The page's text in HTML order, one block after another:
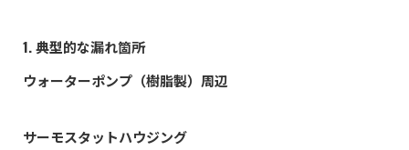
1. 典型的な漏れ箇所
ウォーターポンプ（樹脂製）周辺
サーモスタットハウジング